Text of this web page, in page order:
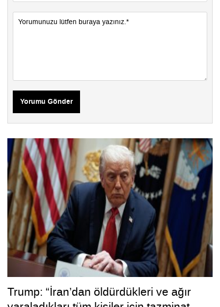
Yorumu Gönder
Trump: “İran’dan öldürdükleri ve ağır